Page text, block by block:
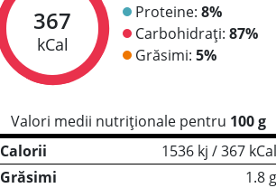
367
kCal
Proteine: 8%
Carbohidrați: 87%
Grăsimi: 5%
Valori medii nutriționale pentru 100 g
Calorii
1536 kj / 367 kCal
Grăsimi
1.8 g